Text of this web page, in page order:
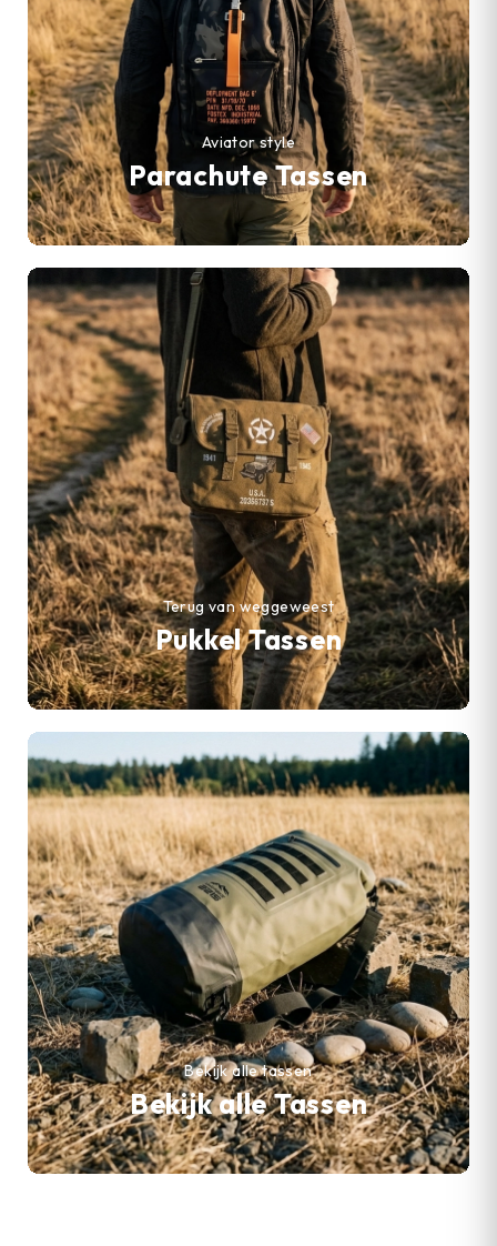
Parachute Tassen
Aviator style
Pukkel Tassen
Terug van weggeweest
Bekijk alle Tassen
Bekijk alle tassen